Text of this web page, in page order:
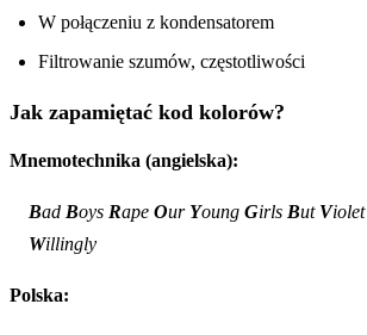
W połączeniu z kondensatorem
Filtrowanie szumów, częstotliwości
Jak zapamiętać kod kolorów?
Mnemotechnika (angielska):
Bad Boys Rape Our Young Girls But Violet
Willingly
Polska: